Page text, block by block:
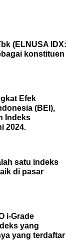
(ELNUSA IDX:
konstituen
Efek
(BEI),
Indeks
2024.
satu indeks
di pasar
i-Grade
yang
yang terdaftar